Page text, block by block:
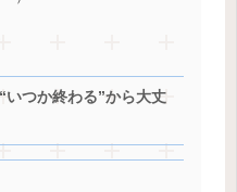
いつか終わる”から大丈